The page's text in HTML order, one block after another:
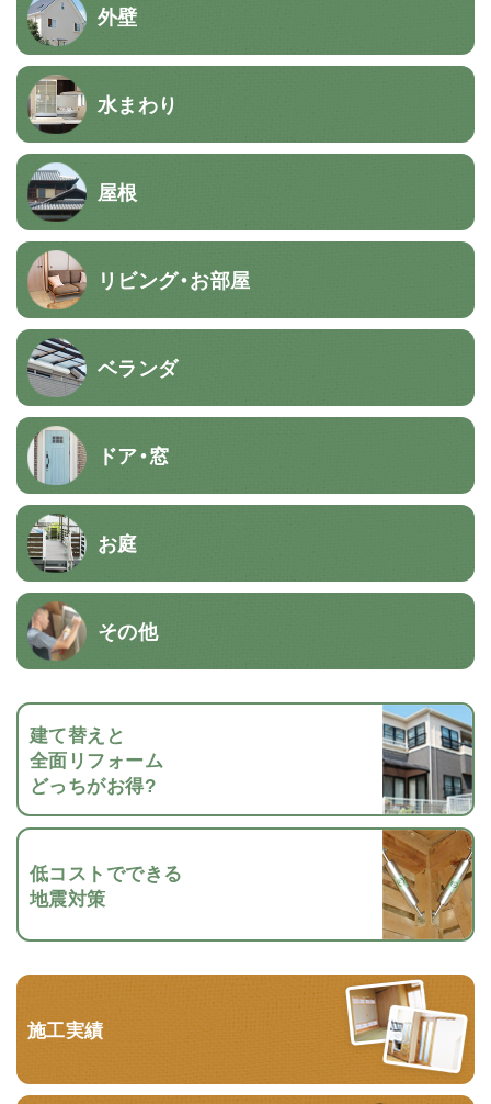
外壁
水まわり
屋根
リビング・お部屋
ベランダ
ドア・窓
お庭
その他
建て替えと
全面リフォーム
どっちがお得?
低コストでできる
地震対策
施工実績